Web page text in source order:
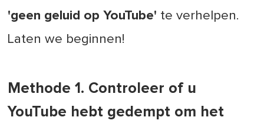
'geen geluid op YouTube' te verhelpen.
Laten we beginnen!
Methode 1. Controleer of u
YouTube hebt gedempt om het